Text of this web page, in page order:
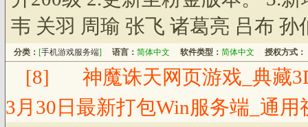
韦 关羽 周瑜 张飞 诸葛亮 吕布
分类： [手机游戏服务端] 语言： 简体中文 软件类型： 简体中文 授权方式：
[8]
神魔诛天网页游戏_典藏
3月30日最新打包Win服务端_通用